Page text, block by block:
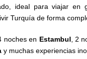
ideal para viajar en
Turquía de forma
noches en Estambul , 2
y muchas experiencias